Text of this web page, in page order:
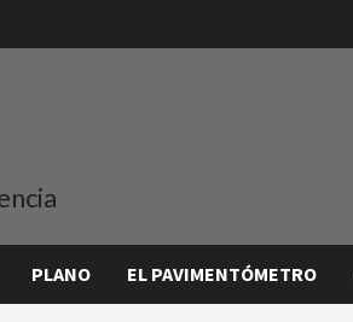
PLANO EL PAVIMENTÓMETRO